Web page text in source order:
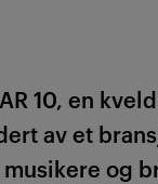
10, en
av et
og